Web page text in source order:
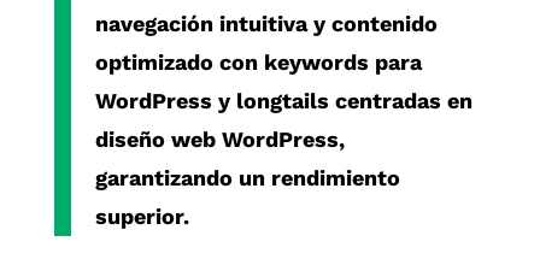
navegación intuitiva y contenido
optimizado con keywords para
WordPress y longtails centradas en
diseño web WordPress,
garantizando un rendimiento
superior.